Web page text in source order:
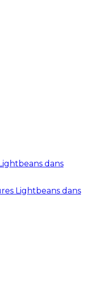
dans
Lightbeans dans